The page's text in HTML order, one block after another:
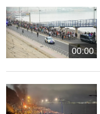
00:00